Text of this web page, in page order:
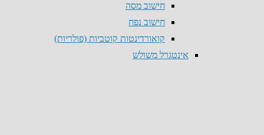
חישוב מסה
חישוב נפח
קואורדינטות קוטביות (פולריות)
אינטגרל משולש